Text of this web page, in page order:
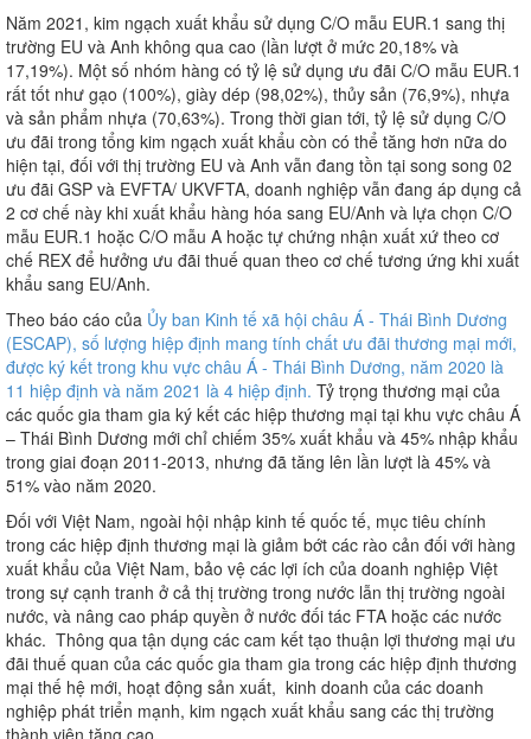
Năm 2021, kim ngạch xuất khẩu sử dụng C/O mẫu EUR.1 sang thị
trường EU và Anh không qua cao (lần lượt ở mức 20,18% và
17,19%). Một số nhóm hàng có tỷ lệ sử dụng ưu đãi C/O mẫu EUR.1
rất tốt như gạo (100%), giày dép (98,02%), thủy sản (76,9%), nhựa
và sản phẩm nhựa (70,63%). Trong thời gian tới, tỷ lệ sử dụng C/O
ưu đãi trong tổng kim ngạch xuất khẩu còn có thể tăng hơn nữa do
hiện tại, đối với thị trường EU và Anh vẫn đang tồn tại song song 02
ưu đãi GSP và EVFTA/ UKVFTA, doanh nghiệp vẫn đang áp dụng cả
2 cơ chế này khi xuất khẩu hàng hóa sang EU/Anh và lựa chọn C/O
mẫu EUR.1 hoặc C/O mẫu A hoặc tự chứng nhận xuất xứ theo cơ
chế REX để hưởng ưu đãi thuế quan theo cơ chế tương ứng khi xuất
khẩu sang EU/Anh.
Theo báo cáo của Ủy ban Kinh tế xã hội châu Á - Thái Bình Dương
(ESCAP), số lượng hiệp định mang tính chất ưu đãi thương mại mới,
được ký kết trong khu vực châu Á - Thái Bình Dương, năm 2020 là
11 hiệp định và năm 2021 là 4 hiệp định. Tỷ trọng thương mại của
các quốc gia tham gia ký kết các hiệp thương mại tại khu vực châu Á
– Thái Bình Dương mới chỉ chiếm 35% xuất khẩu và 45% nhập khẩu
trong giai đoạn 2011-2013, nhưng đã tăng lên lần lượt là 45% và
51% vào năm 2020.
Đối với Việt Nam, ngoài hội nhập kinh tế quốc tế, mục tiêu chính
trong các hiệp định thương mại là giảm bớt các rào cản đối với hàng
xuất khẩu của Việt Nam, bảo vệ các lợi ích của doanh nghiệp Việt
trong sự cạnh tranh ở cả thị trường trong nước lẫn thị trường ngoài
nước, và nâng cao pháp quyền ở nước đối tác FTA hoặc các nước
khác. Thông qua tận dụng các cam kết tạo thuận lợi thương mại ưu
đãi thuế quan của các quốc gia tham gia trong các hiệp định thương
mại thế hệ mới, hoạt động sản xuất, kinh doanh của các doanh
nghiệp phát triển mạnh, kim ngạch xuất khẩu sang các thị trường
thành viên tăng cao.